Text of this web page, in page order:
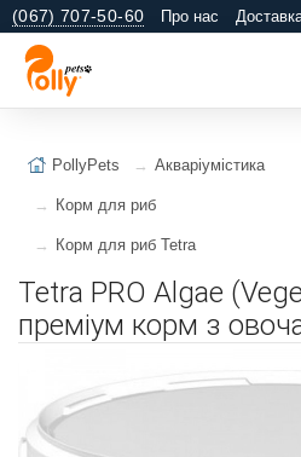
(067) 707-50-60 Про нас
PollyPets Акваріумістика
Корм для риб
Корм для риб Tetra
Tetra PRO Algae
преміум корм з